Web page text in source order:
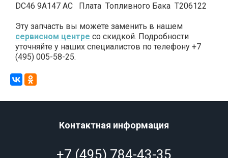
DC46 9A147 AC Плата Топливного Бака T206122
Эту запчасть вы можете заменить в нашем
сервисном центре со скидкой. Подробности
уточняйте у наших специалистов по телефону +7
(495) 005-58-25.
Контактная информация
+7 (495) 784-43-35